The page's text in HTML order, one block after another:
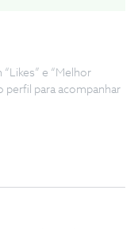
e “Melhor
perfil para acompanhar